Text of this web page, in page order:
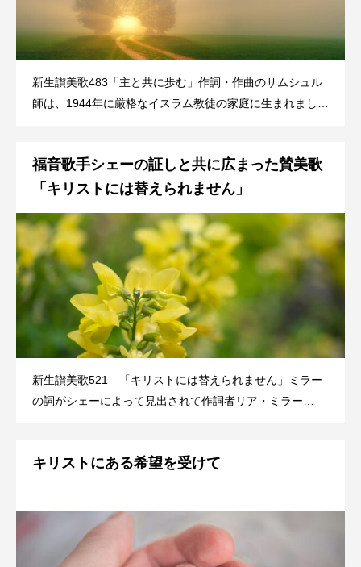
新生讃美歌483「主と共に歩む」作詞・作曲のサムシュル
師は、1944年に厳格なイスラム教徒の家庭に生まれまし
乗り遅れそうになり、飛び乗ろうとして足を滑らせ両足に
重傷を負いました。気がついた時
福音歌手シェーの証しと共に広まった賛美歌
「キリストには替えられません」
新生讃美歌521 「キリストには替えられません」ミラー
の詞がシェーによって見出されて作詞者リア・ミラー
ラー牧師と結婚。ハワードは結婚する一週間前にバプ
キリストにある希望を受けて